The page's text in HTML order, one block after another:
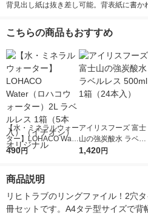
背見出し紙は抜き差し可能。背表紙に書か
こちらの商品もおすすめ
【水・ミネラルウォー
ター】LOHACO Wate
r（ロハコウォータ
シ） オリジナル
490円
アイリスフーズ 富士
山の強炭酸水 ラベル
レス 500ml 1箱（24
1,420円
商品説明
リヒトラブのリングファイル！2穴
冊セットです。A4タテ型サイズで背